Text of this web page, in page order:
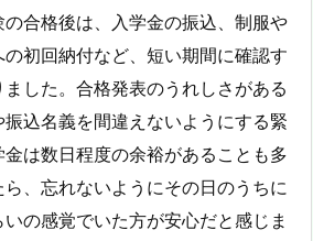
合格後は、入学金の振込、制服や
初回納付など、短い期間に確認す
した。合格発表のうれしさがある
込名義を間違えないようにする緊
は数日程度の余裕があることも多
、忘れないようにその日のうちに
の感覚でいた方が安心だと感じま